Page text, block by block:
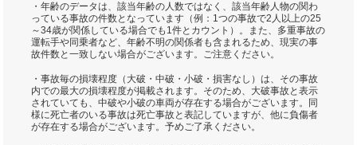
・年齢のデータは、該当年齢の人数ではなく、該当年齢人物の関わ
っている事故の件数となっています（例：1つの事故で2人以上の25
～34歳が関係している場合でも1件とカウント）。また、多重事故の
運転手や同乗者など、年齢不明の関係者も含まれるため、現実の事
故件数と一致しない場合がございます。ご注意ください。
・事故毎の損壊程度（大破・中破・小破・損害なし）は、その事故
内での最大の損壊程度が掲載されます。そのため、大破事故と表示
されていても、中破や小破の車両が存在する場合がございます。同
様に死亡者のいる事故は死亡事故と表記していますが、他に負傷者
が存在する場合がございます。予めご了承ください。